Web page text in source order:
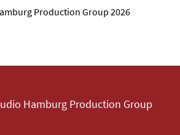
Production Group 2026
Hamburg Production Group